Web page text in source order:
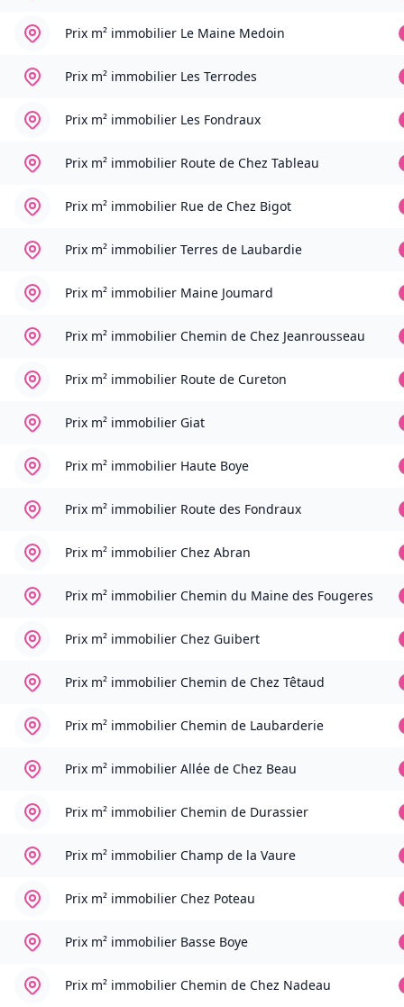
Prix m² immobilier Le Maine Medoin
Prix m² immobilier Les Terrodes
Prix m² immobilier Les Fondraux
Prix m² immobilier Route de Chez Tableau
Prix m² immobilier Rue de Chez Bigot
Prix m² immobilier Terres de Laubardie
Prix m² immobilier Maine Joumard
Prix m² immobilier Chemin de Chez Jeanrousseau
Prix m² immobilier Route de Cureton
Prix m² immobilier Giat
Prix m² immobilier Haute Boye
Prix m² immobilier Route des Fondraux
Prix m² immobilier Chez Abran
Prix m² immobilier Chemin du Maine des Fougeres
Prix m² immobilier Chez Guibert
Prix m² immobilier Chemin de Chez Têtaud
Prix m² immobilier Chemin de Laubarderie
Prix m² immobilier Allée de Chez Beau
Prix m² immobilier Chemin de Durassier
Prix m² immobilier Champ de la Vaure
Prix m² immobilier Chez Poteau
Prix m² immobilier Basse Boye
Prix m² immobilier Chemin de Chez Nadeau